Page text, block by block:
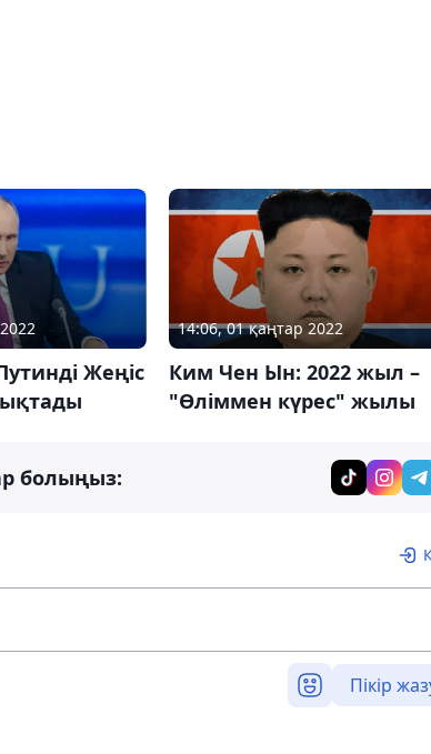
Жеңіс
14:06, 01 қаңтар 2022
Ким Чен Ын: 2022 жыл –
"Өліммен күрес" жылы
болыңыз:
Пікір